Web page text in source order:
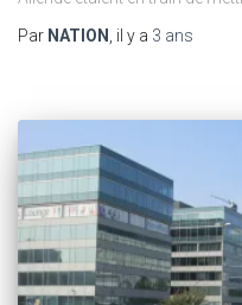
Par NATION , il y a 3 ans